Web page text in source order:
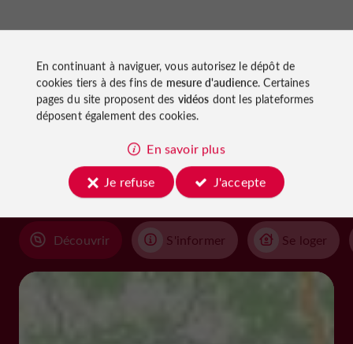
À découvrir
aux
alentours
Découvrir S'informer Se loger
En continuant à naviguer, vous autorisez le dépôt de
cookies tiers à des fins de mesure d'audience. Certaines
pages du site proposent des vidéos dont les plateformes
déposent également des cookies.
En savoir plus
Je refuse
J'accepte